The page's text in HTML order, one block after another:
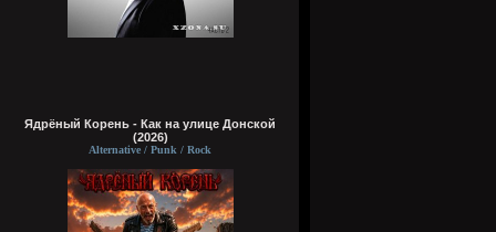
Ядрёный Корень - Как на улице Донской
(2026)
Alternative / Punk / Rock